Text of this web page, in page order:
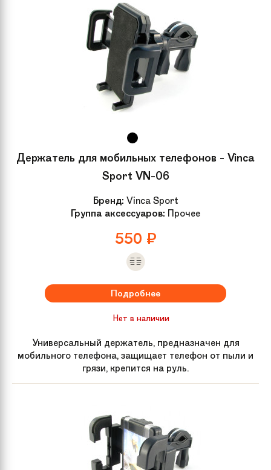
Держатель для мобильных телефонов - Vinca
Sport VN-06
Бренд: Vinca Sport
Группа аксессуаров: Прочее
550 ₽
Подробнее
Нет в наличии
Универсальный держатель, предназначен для
мобильного телефона, защищает телефон от пыли и
грязи, крепится на руль.